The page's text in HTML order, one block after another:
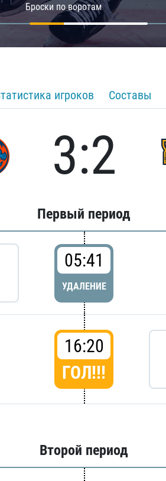
Броски по воротам
игроков Составы
3:2
Первый период
05:41
УДАЛЕНИЕ
16:20
ГОЛ!!!
Второй период